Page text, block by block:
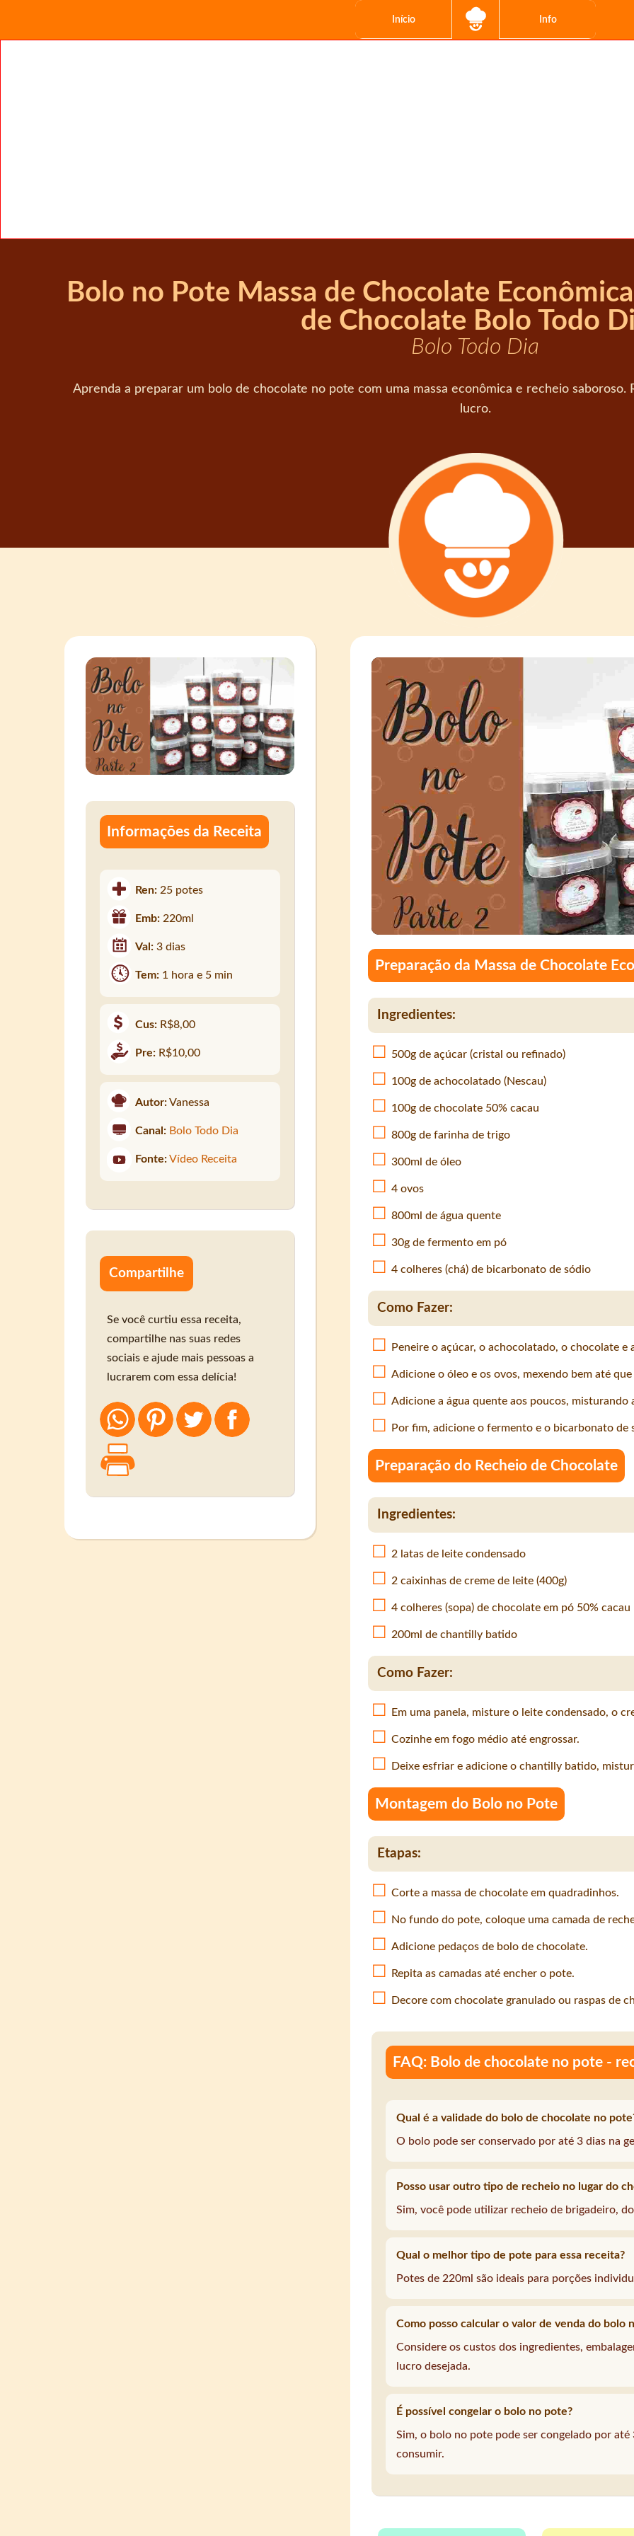
Início Info
Bolo no Pote Massa de Chocolate
de Chocolate Bolo Todo
Bolo Todo Dia
Aprenda a preparar um bolo de chocolate no pote com uma massa econômica e recheio saboroso.
lucro.
Preparação da Massa de Chocolate
Ingredientes:
500g de açúcar (cristal ou refinado)
100g de achocolatado (Nescau)
100g de chocolate 50% cacau
800g de farinha de trigo
300ml de óleo
4 ovos
800ml de água quente
30g de fermento em pó
4 colheres (chá) de bicarbonato de sódio
Como Fazer:
Peneire o açúcar, o achocolatado, o chocolate
Adicione o óleo e os ovos, mexendo bem até
Adicione a água quente aos poucos, misturando
Por fim, adicione o fermento e o bicarbonato de
Preparação do Recheio de Chocolate
Ingredientes:
2 latas de leite condensado
2 caixinhas de creme de leite (400g)
4 colheres (sopa) de chocolate em pó 50% cacau
200ml de chantilly batido
Como Fazer:
Em uma panela, misture o leite condensado, o
Cozinhe em fogo médio até engrossar.
Deixe esfriar e adicione o chantilly batido,
Montagem do Bolo no Pote
Etapas:
Corte a massa de chocolate em quadradinhos.
No fundo do pote, coloque uma camada de
Adicione pedaços de bolo de chocolate.
Repita as camadas até encher o pote.
Decore com chocolate granulado ou raspas de
FAQ: Bolo de chocolate no pote -
Qual é a validade do bolo de chocolate no
O bolo pode ser conservado por até 3 dias na
Posso usar outro tipo de recheio no lugar do
Sim, você pode utilizar recheio de brigadeiro,
Qual o melhor tipo de pote para essa receita?
Potes de 220ml são ideais para porções
Como posso calcular o valor de venda do bolo
Considere os custos dos ingredientes,
lucro desejada.
É possível congelar o bolo no pote?
Sim, o bolo no pote pode ser congelado por até
consumir.
Informações da Receita
Ren: 25 potes
Emb: 220ml
Val:3 dias
Tem: 1 hora e 5 min
Cus: R$8,00
Pre: R$10,00
Autor:Vanessa
Canal: Bolo Todo Dia
Fonte: Vídeo Receita
Compartilhe
Se você curtiu essa receita,
compartilhe nas suas redes
sociais e ajude mais pessoas a
lucrarem com essa delícia!